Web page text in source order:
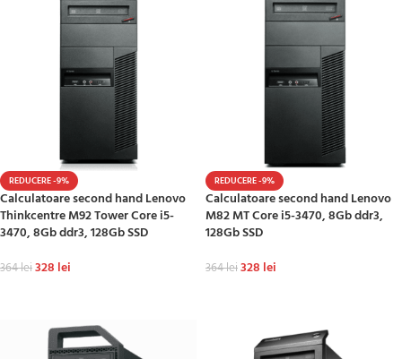
REDUCERE -9%
Calculatoare second hand Lenovo
Thinkcentre M92 Tower Core i5-
3470, 8Gb ddr3, 128Gb SSD
364lei328 lei
REDUCERE -9%
Calculatoare second hand Lenovo
M82 MT Core i5-3470, 8Gb ddr3,
128Gb SSD
364lei328 lei